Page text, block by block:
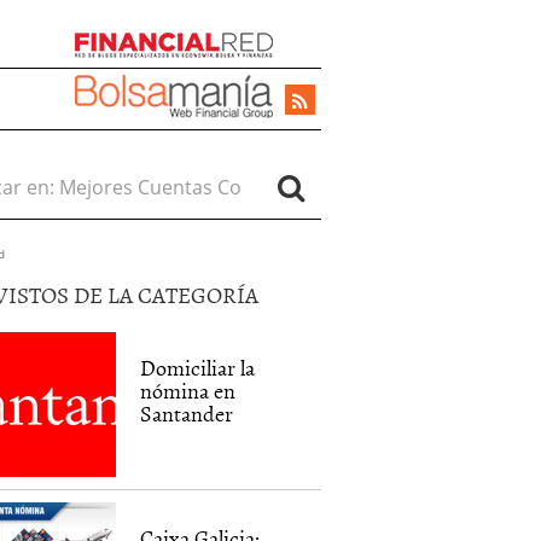
en:
DE LA CATEGORÍA
Domiciliar la
nómina en
Santander